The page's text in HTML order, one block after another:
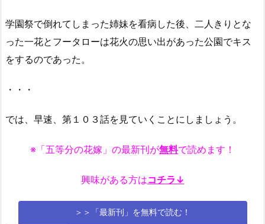
学園祭で倒れてしまった姉妹を看病した後、二人きりとな
った一花とフータローは花火の思い出があった公園でキス
をするのであった。
・・・
では、早速、第１０３話を見ていくことにしましょう。
※「五等分の花嫁」の最新刊が無料で読めます！
興味がある方はコチラ↓
＞＞「最新刊」を無料で読む！